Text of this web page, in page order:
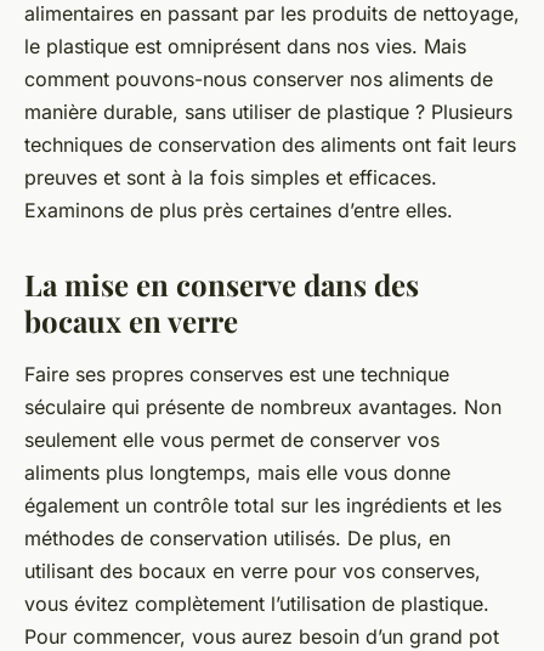
alimentaires en passant par les produits de nettoyage,
le plastique est omniprésent dans nos vies. Mais
comment pouvons-nous conserver nos aliments de
manière durable, sans utiliser de plastique ? Plusieurs
techniques de conservation des aliments ont fait leurs
preuves et sont à la fois simples et efficaces.
Examinons de plus près certaines d’entre elles.
La mise en conserve dans des
bocaux en verre
Faire ses propres conserves est une technique
séculaire qui présente de nombreux avantages. Non
seulement elle vous permet de conserver vos
aliments plus longtemps, mais elle vous donne
également un contrôle total sur les ingrédients et les
méthodes de conservation utilisés. De plus, en
utilisant des bocaux en verre pour vos conserves,
vous évitez complètement l’utilisation de plastique.
Pour commencer, vous aurez besoin d’un grand pot